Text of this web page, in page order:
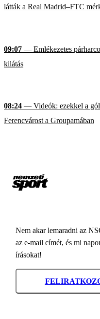
látták a Real Madrid–FTC
09:07 — Emlékezetes
kilátás
08:24 — Videók: ezekkel a
Ferencvárost a Groupamában
Nem akar lemaradni az
az e-mail címét, és mi
írásokat!